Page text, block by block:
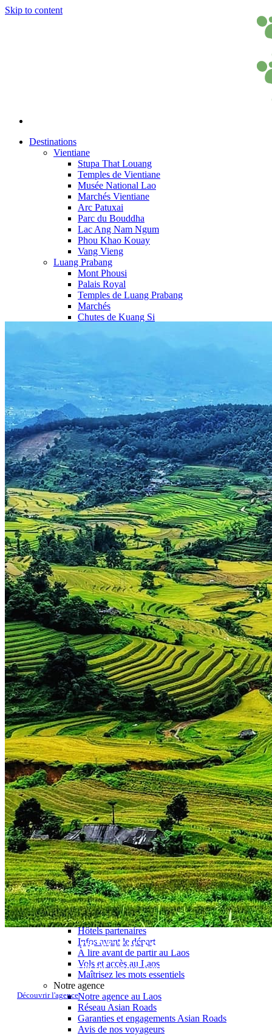
Skip to content
Destinations
Vientiane
Stupa That Louang
Temples de Vientiane
Musée National Lao
Marchés Vientiane
Arc Patuxai
Parc du Bouddha
Lac Ang Nam Ngum
Phou Khao Kouay
Vang Vieng
Luang Prabang
Mont Phousi
Palais Royal
Temples de Luang Prabang
Marchés
Chutes de Kuang Si
Nord Ouest Laos
Luang Nam Tha
Muang Sing
Zone Protégée Nam Ha
Sainyabuli
Houay Xai
Muang La
Oudomxai
Nord Est Laos
Plaine des Jarres
Reste du Xieng Khouang
Nong Khiaw
Muang Ngoi
Vieng Xai
Phongsaly
Sam Neua
Sud Laos
Thakhek
Savannakhet
Khammouane
Salavan
Paksé
4000 Iles
Champassak
Vat Phou
Plateau des Boloven
Nos circuits
Organisation
Petit groupe
Sur-mesure
Ambiance
Famille
Classique
Nature
Luxe
Où et quand partir ?
Printemps
Eté
Automne
Hiver
Infos pratiques
Le Laos & ses secrets
Présentation du Laos
Météo et climat au Laos
Histoire du Laos
Le Laos vu du ciel
Meilleurs restaurants au Laos
Festivals au Laos
Distances au Laos
Carte détaillée du Laos
Préparer son voyage au Laos
Hôtels partenaires
Infos avant le départ
À lire avant de partir au Laos
Vols et accès au Laos
Maîtrisez les mots essentiels
Notre agence
Notre agence au Laos
Réseau Asian Roads
Garanties et engagements Asian Roads
Avis de nos voyageurs
CRÉATEURS DE VOYAGES AU LAOS
Elaborez votre circuit sur-mesure avec nos experts locaux
Découvrir l'agence